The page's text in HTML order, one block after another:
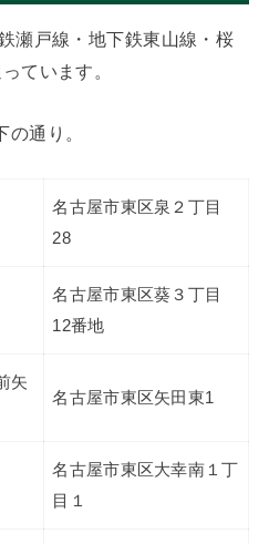
瀬戸線・地下鉄東山線・桜
ています。
通り。
名古屋市東区泉２丁目
28
名古屋市東区葵３丁目
12番地
矢
名古屋市東区矢田東1
名古屋市東区大幸南１丁
目１